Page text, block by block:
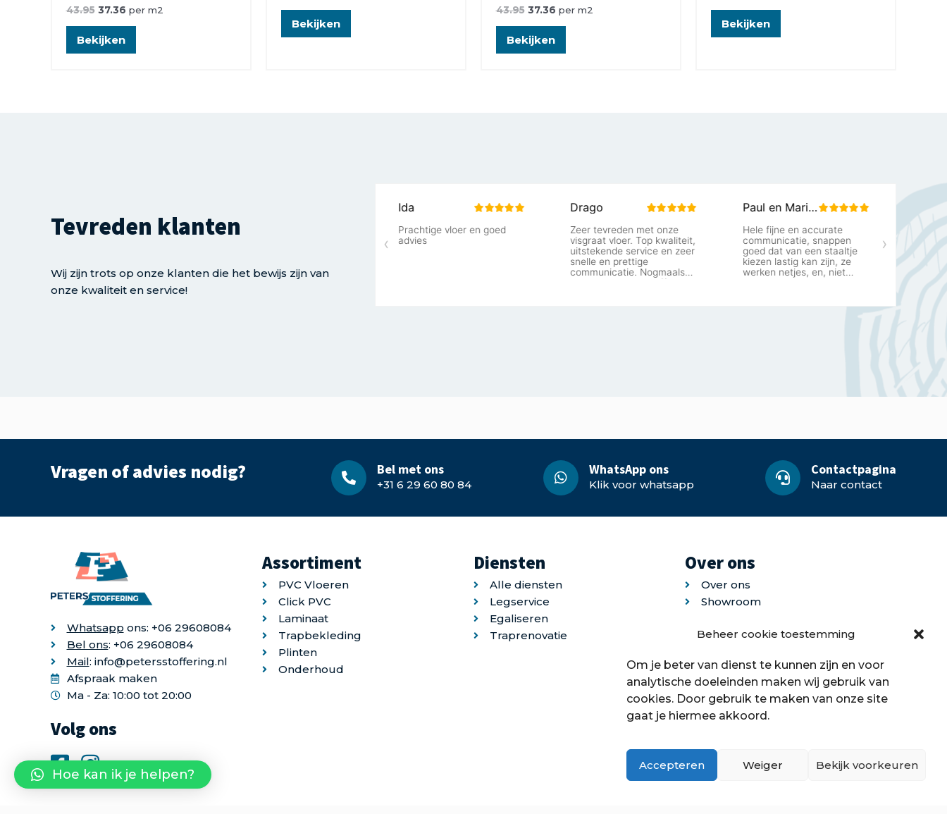
Beheer cookie toestemming
Om je beter van dienst te kunnen zijn en voor
analytische doeleinden maken wij gebruik van
cookies. Door gebruik te maken van onze site
gaat je hiermee akkoord.
Accepteren Weiger Bekijk voorkeuren
43.95 37.36 per m2
Bekijken
Bekijken
43.95 37.36 per m2
Bekijken
Bekijken
Tevreden klanten
Wij zijn trots op onze klanten die het bewijs zijn van
onze kwaliteit en service!
Vragen of advies nodig? Bel met ons
+31 6 29 60 80 84
WhatsApp ons
Klik voor whatsapp
Contactpagina
Naar contact
Whatsapp ons: +06 29608084
Bel ons: +06 29608084
Mail: info@petersstoffering.nl
Afspraak maken
Ma - Za: 10:00 tot 20:00
Volg ons
Assortiment
PVC Vloeren
Click PVC
Laminaat
Trapbekleding
Plinten
Onderhoud
Diensten
Alle diensten
Legservice
Egaliseren
Traprenovatie
Over ons
Over ons
Showroom
Klantenservice
Hoe kan ik je helpen?